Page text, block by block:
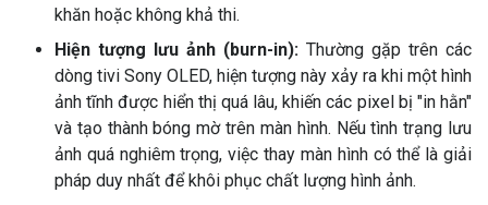
khăn hoặc không khả thi.
Hiện tượng lưu ảnh (burn-in): Thường gặp trên các
dòng tivi Sony OLED, hiện tượng này xảy ra khi một hình
ảnh tĩnh được hiển thị quá lâu, khiến các pixel bị "in hằn"
và tạo thành bóng mờ trên màn hình. Nếu tình trạng lưu
ảnh quá nghiêm trọng, việc thay màn hình có thể là giải
pháp duy nhất để khôi phục chất lượng hình ảnh.